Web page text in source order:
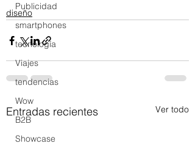
Publicidad
smartphones
tecnología
Viajes
tendencias
Wow
B2B
Showcase
diseño
Entradas recientes Ver todo